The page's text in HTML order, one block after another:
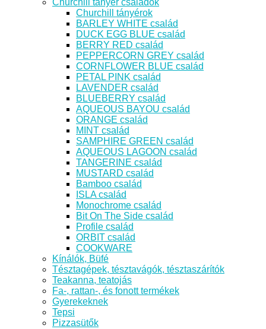
Churchill tányérok
BARLEY WHITE család
DUCK EGG BLUE család
BERRY RED család
PEPPERCORN GREY család
CORNFLOWER BLUE család
PETAL PINK család
LAVENDER család
BLUEBERRY család
AQUEOUS BAYOU család
ORANGE család
MINT család
SAMPHIRE GREEN család
AQUEOUS LAGOON család
TANGERINE család
MUSTARD család
Bamboo család
ISLA család
Monochrome család
Bit On The Side család
Profile család
ORBIT család
COOKWARE
Kínálók, Büfé
Tésztagépek, tésztavágók, tésztaszárítók
Teakanna, teatojás
Fa-, rattan-, és fonott termékek
Gyerekeknek
Tepsi
Pizzasütők